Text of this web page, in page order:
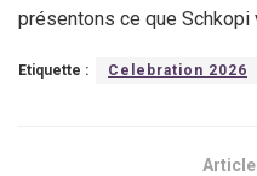
présentons ce que Schkopi
Etiquette : Celebration 2026